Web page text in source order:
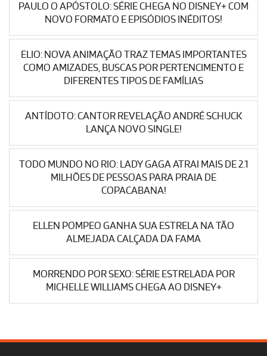
PAULO O APÓSTOLO: SÉRIE CHEGA NO DISNEY+ COM
NOVO FORMATO E EPISÓDIOS INÉDITOS!
ELIO: NOVA ANIMAÇÃO TRAZ TEMAS IMPORTANTES
COMO AMIZADES, BUSCAS POR PERTENCIMENTO E
DIFERENTES TIPOS DE FAMÍLIAS
ANTÍDOTO: CANTOR REVELAÇÃO ANDRÉ SCHUCK
LANÇA NOVO SINGLE!
TODO MUNDO NO RIO: LADY GAGA ATRAI MAIS DE 2.1
MILHÕES DE PESSOAS PARA PRAIA DE
COPACABANA!
ELLEN POMPEO GANHA SUA ESTRELA NA TÃO
ALMEJADA CALÇADA DA FAMA
MORRENDO POR SEXO: SÉRIE ESTRELADA POR
MICHELLE WILLIAMS CHEGA AO DISNEY+